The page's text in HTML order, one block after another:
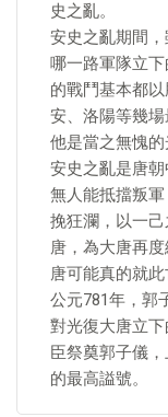
史之亂。
安史之亂期間
哪一路軍隊立
的戰鬥基本都
安、洛陽等幾
他是當之無愧的
安史之亂是唐
無人能抵擋叛
挽狂瀾，以一
唐，為大唐再
唐可能真的就
公元781年，郭
對光復大唐立
臣祭奠郭子儀
的最高謚號。